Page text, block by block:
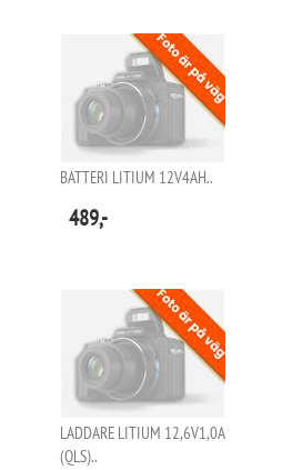
BATTERI LITIUM 12V4AH..
489,-
LADDARE LITIUM 12,6V1,0A
(QLS)..